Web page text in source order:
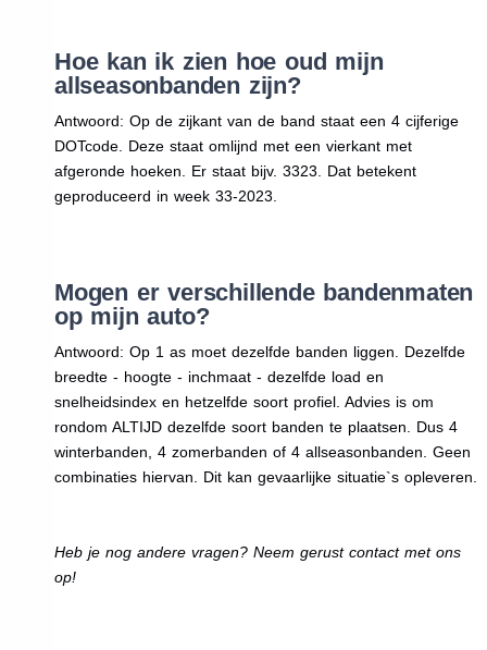
Hoe kan ik zien hoe oud mijn
allseasonbanden zijn?
Antwoord: Op de zijkant van de band staat een 4 cijferige
DOTcode. Deze staat omlijnd met een vierkant met
afgeronde hoeken. Er staat bijv. 3323. Dat betekent
geproduceerd in week 33-2023.
Mogen er verschillende bandenmaten
op mijn auto?
Antwoord: Op 1 as moet dezelfde banden liggen. Dezelfde
breedte - hoogte - inchmaat - dezelfde load en
snelheidsindex en hetzelfde soort profiel. Advies is om
rondom ALTIJD dezelfde soort banden te plaatsen. Dus 4
winterbanden, 4 zomerbanden of 4 allseasonbanden. Geen
combinaties hiervan. Dit kan gevaarlijke situatie`s opleveren.
Heb je nog andere vragen? Neem gerust contact met ons
op!